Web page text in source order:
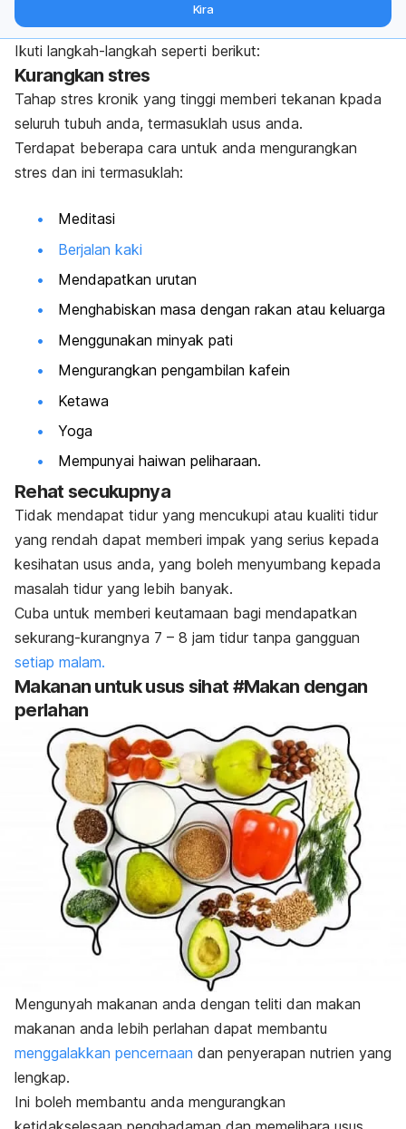
badan terus ke (peti masuk > inbox) anda.
Kira
Ikuti langkah-langkah seperti berikut:
Kurangkan stres
Tahap stres kronik yang tinggi memberi tekanan kpada
seluruh tubuh anda, termasuklah usus anda.
Terdapat beberapa cara untuk anda mengurangkan
stres dan ini termasuklah:
Meditasi
Berjalan kaki
Mendapatkan urutan
Menghabiskan masa dengan rakan atau keluarga
Menggunakan minyak pati
Mengurangkan pengambilan kafein
Ketawa
Yoga
Mempunyai haiwan peliharaan.
Rehat secukupnya
Tidak mendapat tidur yang mencukupi atau kualiti tidur
yang rendah dapat memberi impak yang serius kepada
kesihatan usus anda, yang boleh menyumbang kepada
masalah tidur yang lebih banyak.
Cuba untuk memberi keutamaan bagi mendapatkan
sekurang-kurangnya 7 – 8 jam tidur tanpa gangguan
setiap malam.
Makanan untuk usus sihat #Makan dengan
perlahan
Mengunyah makanan anda dengan teliti dan makan
makanan anda lebih perlahan dapat membantu
menggalakkan pencernaan dan penyerapan nutrien yang
lengkap.
Ini boleh membantu anda mengurangkan